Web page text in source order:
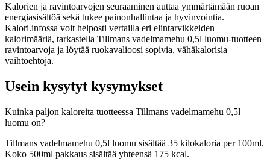
Kalorien ja ravintoarvojen seuraaminen auttaa ymmärtämään ruoan
energiasisältöä sekä tukee painonhallintaa ja hyvinvointia.
Kalori.infossa voit helposti vertailla eri elintarvikkeiden
kalorimääriä, tarkastella Tillmans vadelmamehu 0,5l luomu-tuotteen
ravintoarvoja ja löytää ruokavalioosi sopivia, vähäkalorisia
vaihtoehtoja.
Usein kysytyt kysymykset
Kuinka paljon kaloreita tuotteessa Tillmans vadelmamehu 0,5l
luomu on?
Tillmans vadelmamehu 0,5l luomu sisältää 35 kilokaloria per 100ml.
Koko 500ml pakkaus sisältää yhteensä 175 kcal.